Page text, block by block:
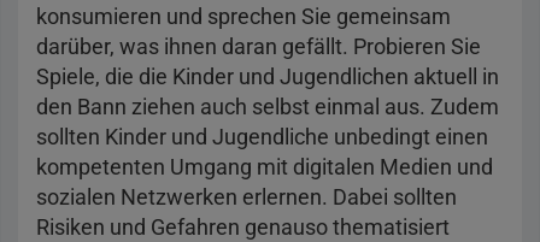
konsumieren und sprechen Sie gemeinsam
darüber, was ihnen daran gefällt. Probieren Sie
Spiele, die die Kinder und Jugendlichen aktuell in
den Bann ziehen auch selbst einmal aus. Zudem
sollten Kinder und Jugendliche unbedingt einen
kompetenten Umgang mit digitalen Medien und
sozialen Netzwerken erlernen. Dabei sollten
Risiken und Gefahren genauso thematisiert